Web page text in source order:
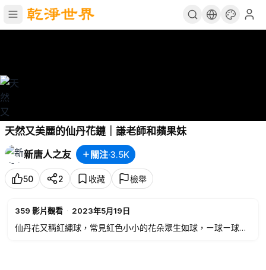
天然又美麗的仙丹花鏈｜謙老師和蘋果妹
新唐人之友
關注·3.5K
50 2 收藏 檢舉
359 影片觀看 · 2023年5月19日
仙丹花又稱紅繡球，常見紅色小小的花朵聚生如球，ㄧ球ㄧ球煞